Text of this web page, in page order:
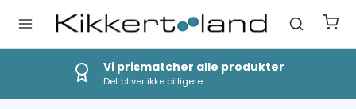
Hurtig Levering
1-3 dages levering